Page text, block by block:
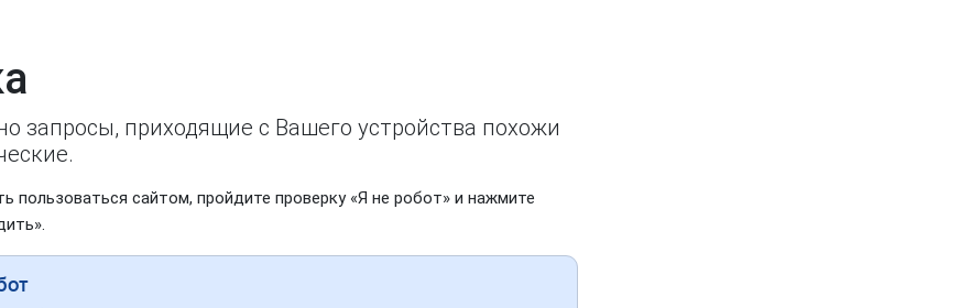
запросы, приходящие с Вашего устройства похожи
пользоваться сайтом, пройдите проверку «Я не робот» и нажмите